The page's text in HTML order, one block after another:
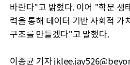
바란다"고 밝혔다. 이어 "학문 생
력을 통해 데이터 기반 사회적 가
구조를 만들겠다"고 말했다.
이종균 기자